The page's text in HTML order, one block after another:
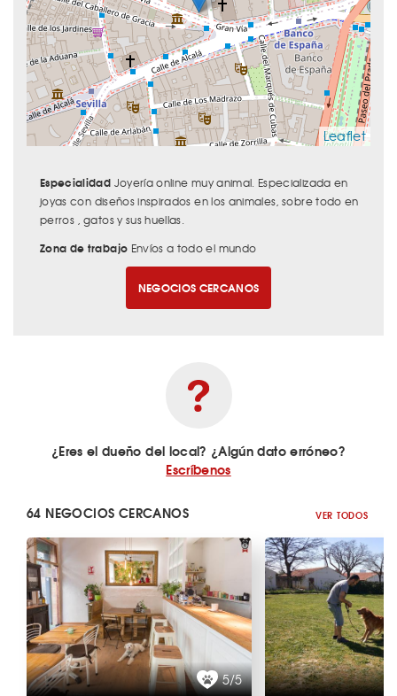
Leaflet
Especialidad Joyería online muy animal. Especializada en
joyas con diseños inspirados en los animales, sobre todo en
perros , gatos y sus huellas.
Zona de trabajo Envíos a todo el mundo
NEGOCIOS CERCANOS
¿Eres el dueño del local? ¿Algún dato erróneo?
Escríbenos
64 NEGOCIOS CERCANOS VER TODOS
5/5